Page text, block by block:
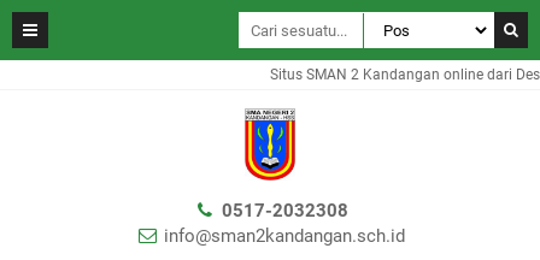
Situs SMAN 2 Kandangan online dari
0517-2032308
info@sman2kandangan.sch.id